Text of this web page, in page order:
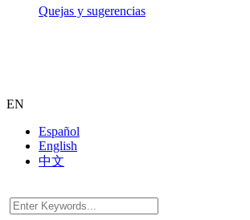
Quejas y sugerencias
EN
Español
English
中文